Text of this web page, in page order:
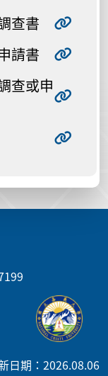
查書
請書
查或申
日期：2026.08.06